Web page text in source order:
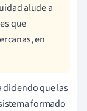
alude a
que
en
diciendo que las
formado